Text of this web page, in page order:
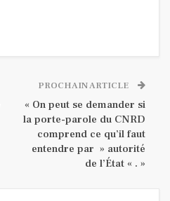
PROCHAIN ARTICLE
« On peut se demander si
la porte-parole du CNRD
comprend ce qu’il faut
entendre par » autorité
de l’État « . »